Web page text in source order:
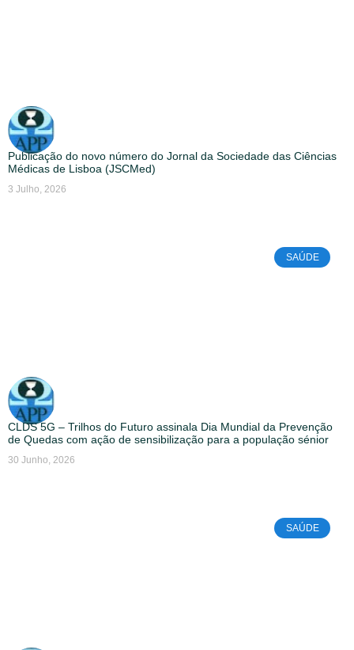
Publicação do novo número do Jornal da Sociedade das Ciências
Médicas de Lisboa (JSCMed)
3 Julho, 2026
SAÚDE
CLDS 5G – Trilhos do Futuro assinala Dia Mundial da Prevenção
de Quedas com ação de sensibilização para a população sénior
30 Junho, 2026
SAÚDE